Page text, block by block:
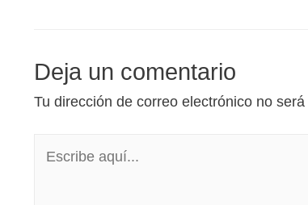
Deja un comentario
Tu dirección de correo electrónico no